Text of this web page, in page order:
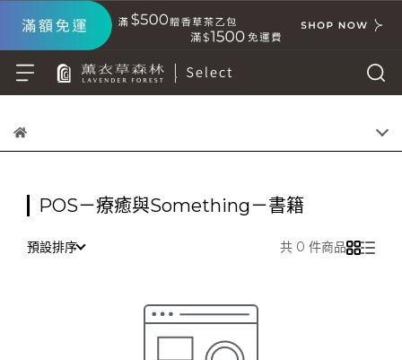
POS－療癒與Something－書籍
預設排序 共 0 件商品